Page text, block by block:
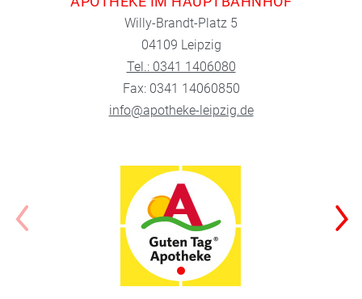
Willy-Brandt-Platz 5
04109 Leipzig
Tel.: 0341 1406080
Fax: 0341 14060850
info@apotheke-leipzig.de